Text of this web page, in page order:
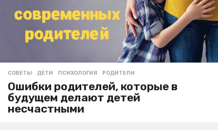
СОВЕТЫ ДЕТИ ,ПСИХОЛОГИЯ ,РОДИТЕЛИ
Ошибки родителей, которые в
будущем делают детей
несчастными